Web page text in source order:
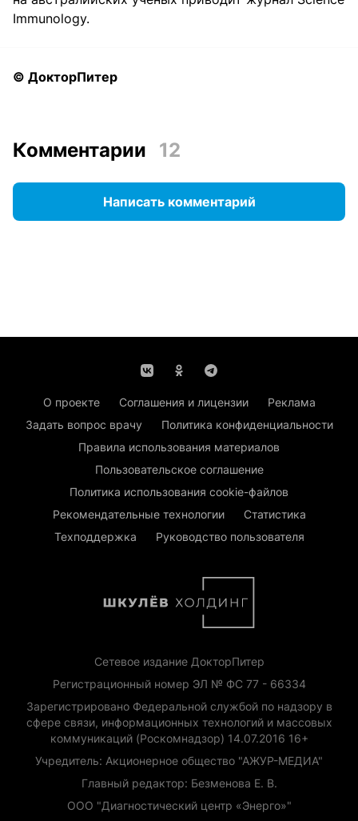
Immunology.
© ДокторПитер
Комментарии 12
Написать комментарий
О проекте Соглашения и лицензии
Реклама
Задать вопрос врачу
Политика конфиденциальности
Правила использования материалов
Пользовательское соглашение
Политика использования cookie-файлов
Рекомендательные технологии
Статистика
Техподдержка
Руководство пользователя
Сетевое издание ДокторПитер
Регистрационный номер ЭЛ № ФС 77 - 66334
Зарегистрировано Федеральной службой по надзору в
сфере связи, информационных технологий и массовых
коммуникаций (Роскомнадзор) 14.07.2016 16+
Учредитель: Акционерное общество "АЖУР-МЕДИА"
Главный редактор: Безменова Е. В.
ООО "Диагностический центр «Энерго»"